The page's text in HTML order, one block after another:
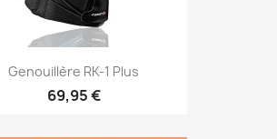
Genouillère RK-1 Plus
69,95 €